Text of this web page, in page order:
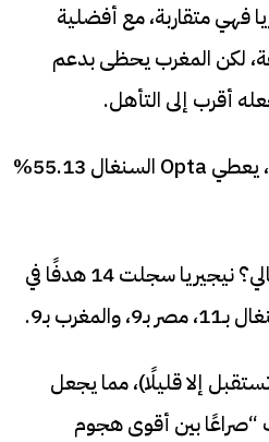
فهي متقاربة، مع أفضلية
في 90 دقيقة، لكن المغرب يحظى بدعم
أقرب إلى التأهل.
وفي توقع التأهل إلى النهائي، يعطي Opta السنغال 55.13%
هل يتفق هذا مع الأداء الحالي؟ نيجيريا سجلت 14 هدفًا في
بـ9.
إلا قليلًا)، مما يجعل
“صراعًا بين أقوى هجوم